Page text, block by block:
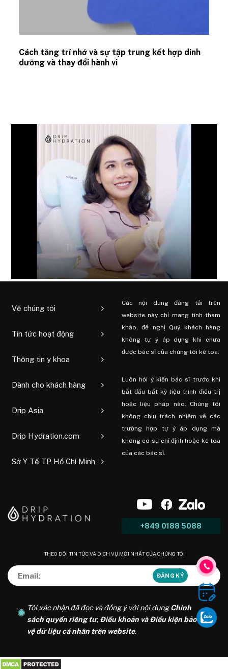
Cách tăng trí nhớ và sự tập trung kết hợp dinh
dưỡng và thay đổi hành vi
Về chúng tôi
Tin tức hoạt động
Thông tin y khoa
Dành cho khách hàng
Drip Asia
Drip Hydration.com
Sở Y Tế TP Hồ Chí Minh
Các nội dung đăng tải trên
website này chỉ mang tính tham
khảo, đề nghị Quý khách hàng
không tự ý áp dụng khi chưa
được bác sĩ của chúng tôi kê toa.
Luôn hỏi ý kiến ​​bác sĩ trước khi
bắt đầu bất kỳ liệu trình điều trị
hoặc liệu pháp nào. Chúng tôi
không chịu trách nhiệm về các
trường hợp tự ý áp dụng mà
không có sự chỉ định hoặc kê toa
của các bác sĩ.
+849 0188 5088
THEO DÕI TIN TỨC VÀ DỊCH VỤ MỚI NHẤT CỦA CHÚNG TÔI
Tôi xác nhận đã đọc và đồng ý với nội dungChính
sách quyền riêng tư, Điều khoản và Điều kiện bảo
vệ dữ liệu cá nhân trên website.